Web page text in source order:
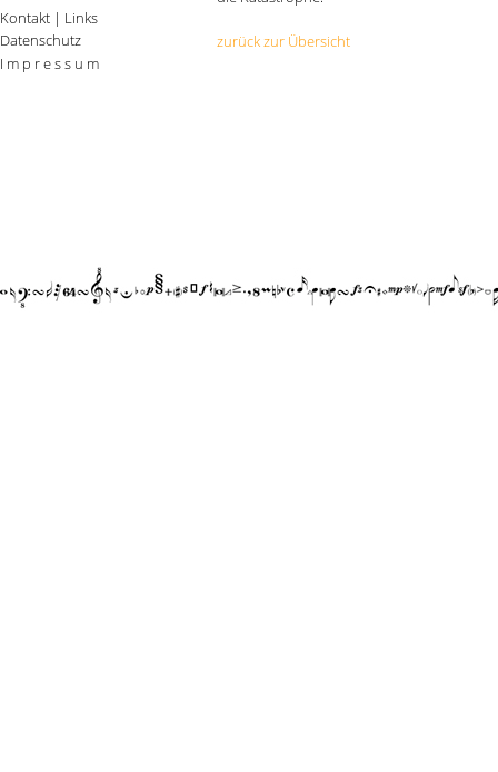
zurück zur Übersicht
Kontakt | Links
Datenschutz
I m p r e s s u m